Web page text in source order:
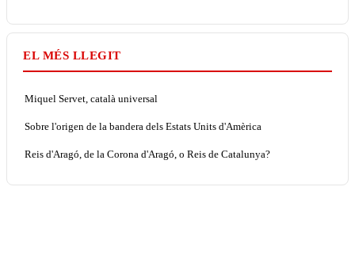
EL MÉS LLEGIT
Miquel Servet, català universal
Sobre l'origen de la bandera dels Estats Units d'Amèrica
Reis d'Aragó, de la Corona d'Aragó, o Reis de Catalunya?